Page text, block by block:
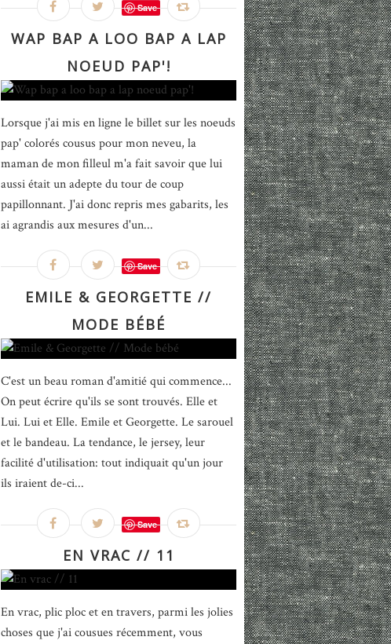
Save
WAP BAP A LOO BAP A LAP
NOEUD PAP'!
Lorsque j'ai mis en ligne le billet sur les noeuds
pap' colorés cousus pour mon neveu, la
maman de mon filleul m'a fait savoir que lui
aussi était un adepte du tour de coup
papillonnant. J'ai donc repris mes gabarits, les
ai agrandis aux mesures d'un...
Save
EMILE & GEORGETTE //
MODE BÉBÉ
C'est un beau roman d'amitié qui commence...
On peut écrire qu'ils se sont trouvés. Elle et
Lui. Lui et Elle. Emile et Georgette. Le sarouel
et le bandeau. La tendance, le jersey, leur
facilité d'utilisation: tout indiquait qu'un jour
ils iraient de-ci...
Save
EN VRAC // 11
En vrac, plic ploc et en travers, parmi les jolies
choses que j'ai cousues récemment, vous